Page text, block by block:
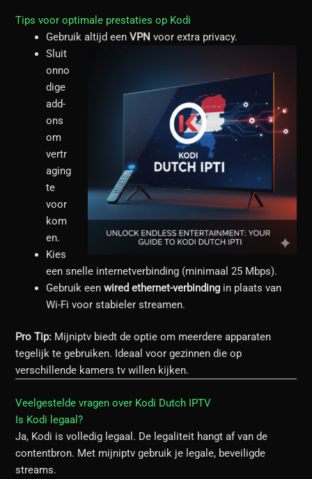
Tips voor optimale prestaties op Kodi
Gebruik altijd eenVPN voor extra privacy.
Sluit
onno
dige
add-
ons
om
vertr
aging
te
voor
kom
en.
Kies
een snelle internetverbinding (minimaal 25 Mbps).
Gebruik eenwired ethernet-verbinding in plaats van
Wi-Fi voor stabieler streamen.
Pro Tip: Mijniptv biedt de optie om meerdere apparaten
tegelijk te gebruiken. Ideaal voor gezinnen die op
verschillende kamers tv willen kijken.
Veelgestelde vragen over Kodi Dutch IPTV
Is Kodi legaal?
Ja, Kodi is volledig legaal. De legaliteit hangt af van de
contentbron. Met mijniptv gebruik je legale, beveiligde
streams.